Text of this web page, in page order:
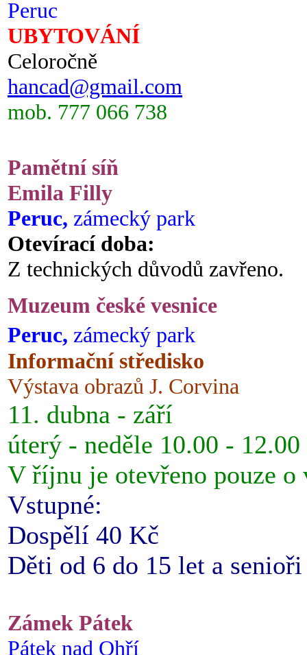
Peruc
UBYTOVÁNÍ
Celoročně
hancad@gmail.com
mob. 777 066 738
Pamětní síň
Emila Filly
Peruc, zámecký park
Otevírací doba:
Z technických důvodů zavřeno.
Muzeum české vesnice
Peruc, zámecký park
Informační středisko
Výstava obrazů J. Corvina
11. dubna - září
úterý - neděle 10.00 -
V říjnu je otevřeno pouze o
Vstupné:
Dospělí 40 Kč
Děti od 6 do 15 let a
Zámek Pátek
Pátek nad Ohří